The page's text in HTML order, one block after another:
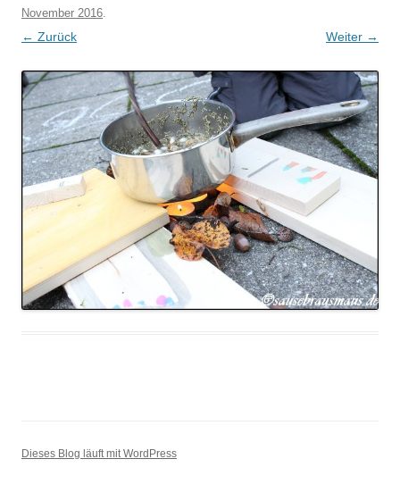
November 2016.
← Zurück Weiter →
Dieses Blog läuft mit WordPress